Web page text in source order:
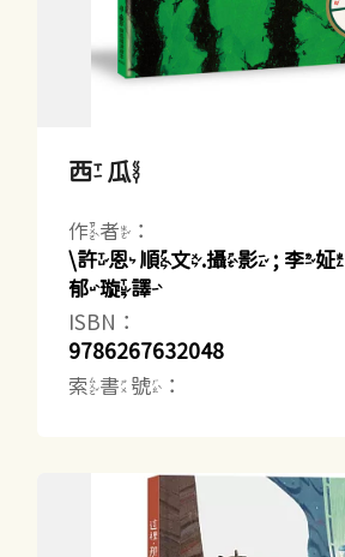
西瓜
作者：
\許恩順文.攝影 ; 李
郁璇譯
ISBN：
9786267632048
索書號：